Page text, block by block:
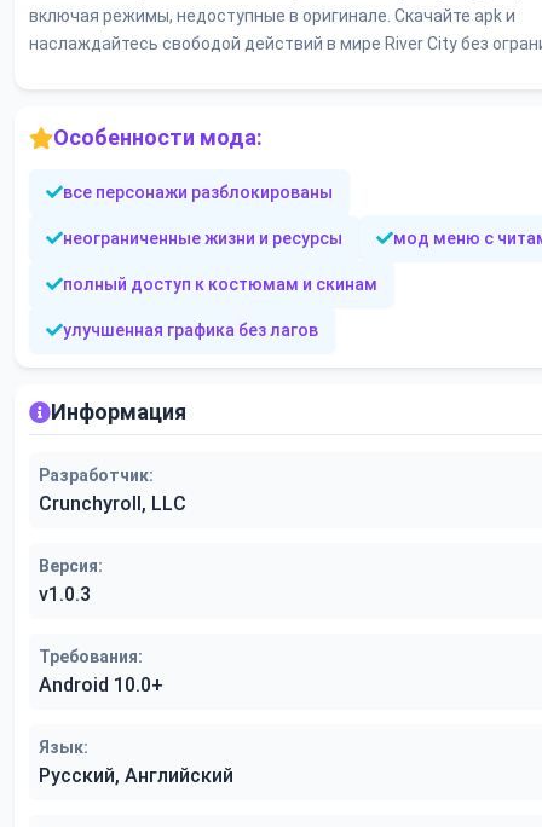
включая режимы, недоступные в оригинале. Скачайте apk и
наслаждайтесь свободой действий в мире River City без
Особенности мода:
все персонажи разблокированы
неограниченные жизни и ресурсы мод меню с
полный доступ к костюмам и скинам
улучшенная графика без лагов
Информация
Разработчик:
Crunchyroll, LLC
Версия:
v1.0.3
Требования:
Android 10.0+
Язык:
Русский, Английский